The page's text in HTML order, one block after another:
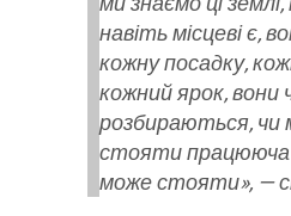
навіть місцеві є,
кожну посадку,
кожний ярок, вони
розбираються,
стояти працююча
може стояти», —